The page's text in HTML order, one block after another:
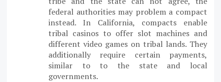
federal authorities may problem a compact
instead. In California, compacts enable
tribal casinos to offer slot machines and
different video games on tribal lands. They
additionally require certain payments,
similar to to the state and local
governments.